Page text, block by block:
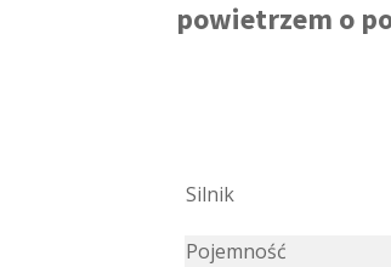
powietrzem o
Silnik
Pojemność